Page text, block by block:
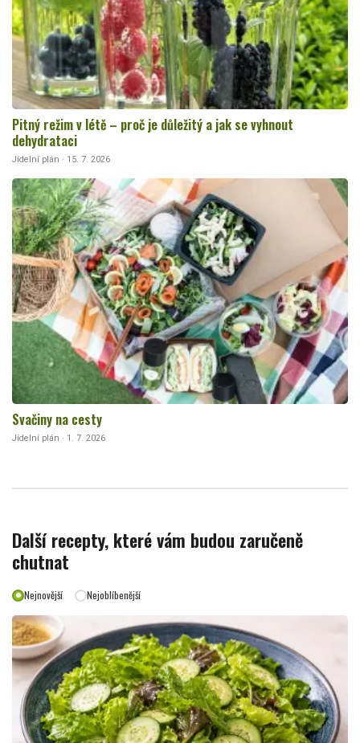
Pitný režim v létě – proč je důležitý a jak se vyhnout
dehydrataci
Jídelní plán · 15. 7. 2026
Svačiny na cesty
Jídelní plán · 1. 7. 2026
Další recepty, které vám budou zaručeně
chutnat
Nejnovější Nejoblíbenější